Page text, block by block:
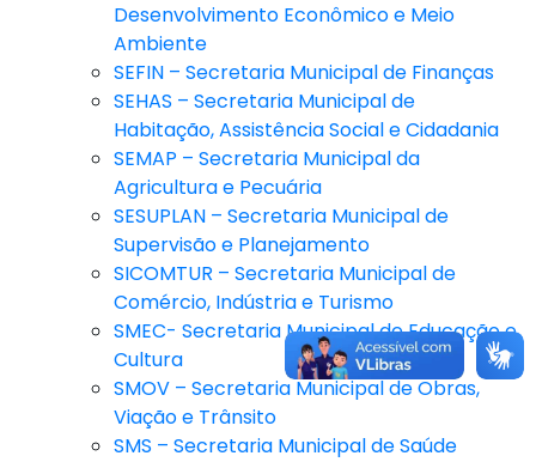
Desenvolvimento Econômico e Meio
Ambiente
SEFIN – Secretaria Municipal de Finanças
SEHAS – Secretaria Municipal de
Habitação, Assistência Social e Cidadania
SEMAP – Secretaria Municipal da
Agricultura e Pecuária
SESUPLAN – Secretaria Municipal de
Supervisão e Planejamento
SICOMTUR – Secretaria Municipal de
Comércio, Indústria e Turismo
SMEC- Secretaria Municipal de Educação e
Cultura
SMOV – Secretaria Municipal de Obras,
Viação e Trânsito
SMS – Secretaria Municipal de Saúde